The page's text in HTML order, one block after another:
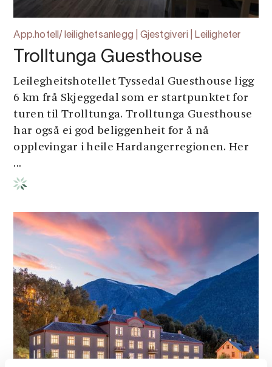
App.hotell/ leilighetsanlegg | Gjestgiveri | Leiligheter
Trolltunga Guesthouse
Leilegheitshotellet Tyssedal Guesthouse ligg
6 km frå Skjeggedal som er startpunktet for
turen til Trolltunga. Trolltunga Guesthouse
har også ei god beliggenheit for å nå
opplevingar i heile Hardangerregionen. Her
...